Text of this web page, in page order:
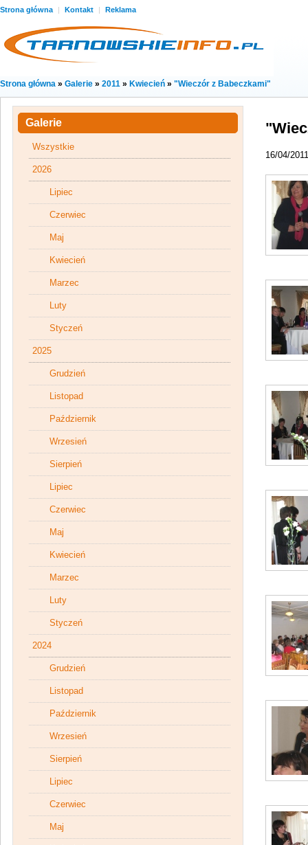
Strona główna | Kontakt | Reklama
Strona główna » Galerie » 2011 » Kwiecień » "Wieczór z Babeczkami"
16/04/2011
Galerie
Wszystkie
2026
Lipiec
Czerwiec
Maj
Kwiecień
Marzec
Luty
Styczeń
2025
Grudzień
Listopad
Październik
Wrzesień
Sierpień
Lipiec
Czerwiec
Maj
Kwiecień
Marzec
Luty
Styczeń
2024
Grudzień
Listopad
Październik
Wrzesień
Sierpień
Lipiec
Czerwiec
Maj